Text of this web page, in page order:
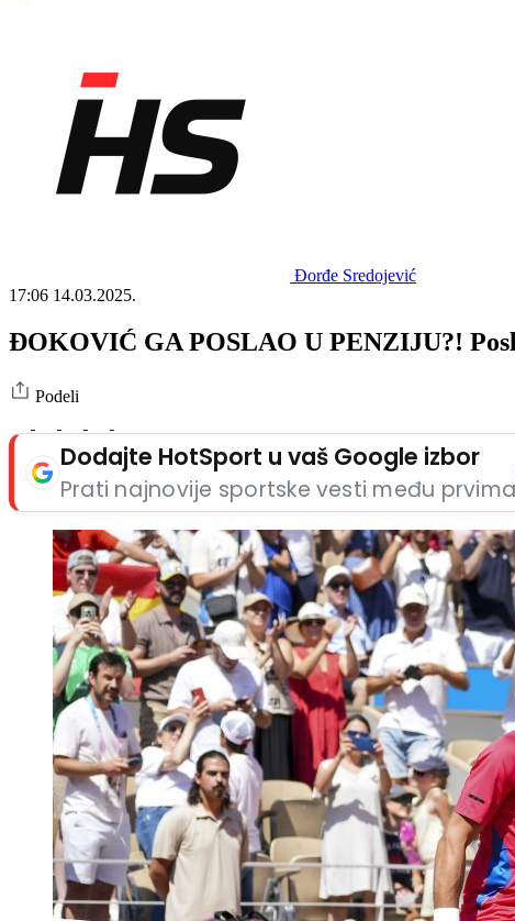
Đorđe Sredojević
17:06 14.03.2025.
ĐOKOVIĆ GA POSLAO U PENZIJU?!
Podeli
Dodajte HotSport u vaš Google izbor
Prati najnovije sportske vesti među prvima